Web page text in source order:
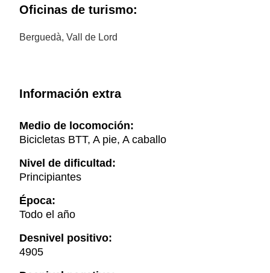
Oficinas de turismo:
Berguedà, Vall de Lord
Información extra
Medio de locomoción:
Bicicletas BTT, A pie, A caballo
Nivel de dificultad:
Principiantes
Época:
Todo el año
Desnivel positivo:
4905